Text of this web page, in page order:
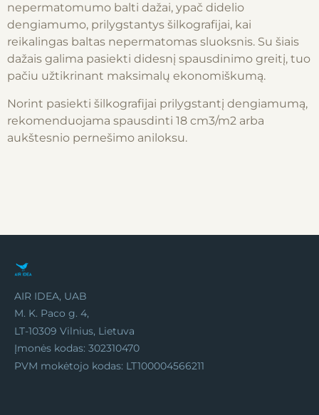
nepermatomumo balti dažai, ypač didelio
dengiamumo, prilygstantys šilkografijai, kai
reikalingas baltas nepermatomas sluoksnis. Su šiais
dažais galima pasiekti didesnį spausdinimo greitį, tuo
pačiu užtikrinant maksimalų ekonomiškumą.
Norint pasiekti šilkografijai prilygstantį dengiamumą,
rekomenduojama spausdinti 18 cm3/m2 arba
aukštesnio pernešimo aniloksu.
AIR IDEA, UAB
M. K. Paco g. 4,
LT-10309 Vilnius, Lietuva
Įmonės kodas: 302310470
PVM mokėtojo kodas: LT100004566211